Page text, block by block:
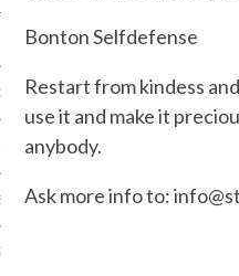
2018
2018
2017
2017
Bonton Selfdefense
Restart from kindess
use it and make it
anybody.
Ask more info to: